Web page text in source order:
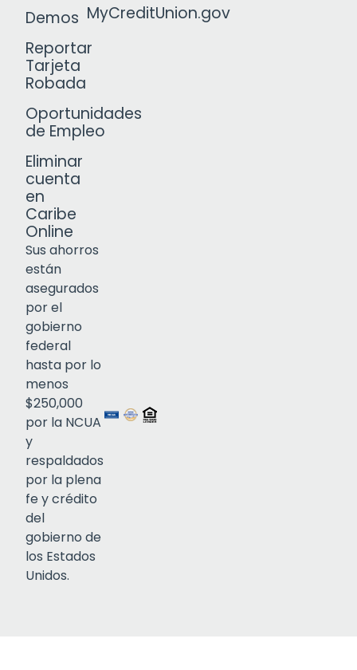
Demos
Reportar
Tarjeta
Robada
Oportunidades
de Empleo
Eliminar
cuenta
en
Caribe
Online
MyCreditUnion.gov
Sus ahorros
están
asegurados
por el
gobierno
federal
hasta por lo
menos
$250,000
por la NCUA
y
respaldados
por la plena
fe y crédito
del
gobierno de
los Estados
Unidos.